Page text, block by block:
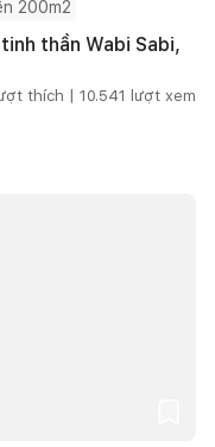
200m2
thần Wabi Sabi,
thích | 10.541 lượt xem